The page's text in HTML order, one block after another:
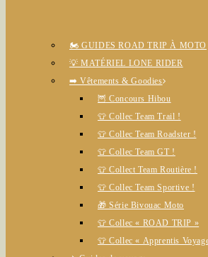
🏍️ GUIDES ROAD TRIP À MOTO
💡 MATÉRIEL LONE RIDER
➡️ Vêtements & Goodies
🦉 Concours Hibou
👕 Collec Team Trail !
👕 Collec Team Roadster !
👕 Collec Team GT !
👕 Collect Team Routière !
👕 Collec Team Sportive !
🎁 Série Bivouac Moto
👕 Collec « ROAD TRIP »
👕 Collec « Apprentis